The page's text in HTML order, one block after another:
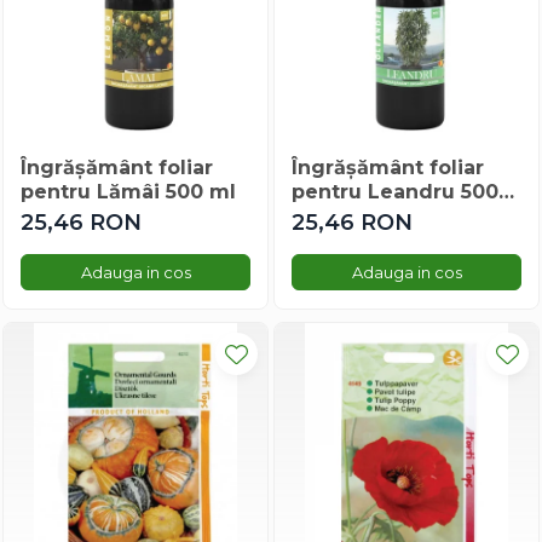
Gherghina
Iarba De Soaldina
Lampion Chinezesc
Latirus
Lavanda
Lilicele
Limonium
Lipscanoaice
Lobularia
Lopatea
Malope
Mararite
Maturica
Îngrășământ foliar
pentru Lămâi 500 ml
25,46 RON
Adauga in cos
Îngrășământ foliar
pentru Leandru 500
ml
25,46 RON
Adauga in cos